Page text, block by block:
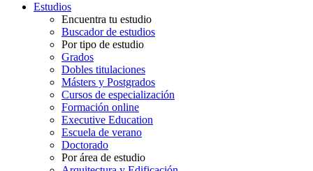
Estudios
Encuentra tu estudio
Buscador de estudios
Por tipo de estudio
Grados
Dobles titulaciones
Másters y Postgrados
Cursos de especialización
Formación online
Executive Education
Escuela de verano
Doctorado
Por área de estudio